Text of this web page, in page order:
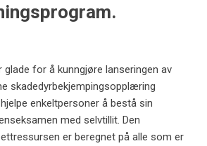
glade for å kunngjøre lanseringen av
skadedyrbekjempingsopplæring
enkeltpersoner å bestå sin
med selvtillit. Den
er beregnet på alle som er